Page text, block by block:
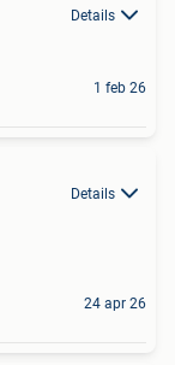
Details
1 feb 26
Details
24 apr 26